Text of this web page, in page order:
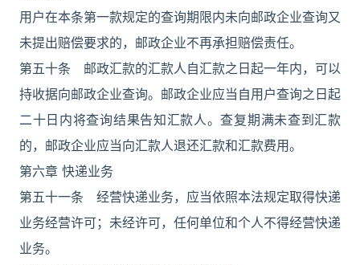
用户在本条第一款规定的查询期限内未向邮政企业查询又
未提出赔偿要求的，邮政企业不再承担赔偿责任。
第五十条 邮政汇款的汇款人自汇款之日起一年内，可以
持收据向邮政企业查询。邮政企业应当自用户查询之日起
二十日内将查询结果告知汇款人。查复期满未查到汇款
的，邮政企业应当向汇款人退还汇款和汇款费用。
第六章 快递业务
第五十一条 经营快递业务，应当依照本法规定取得快递
业务经营许可；未经许可，任何单位和个人不得经营快递
业务。